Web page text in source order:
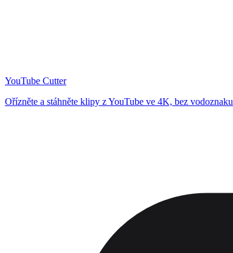
YouTube Cutter
Ořízněte a stáhněte klipy z YouTube ve 4K, bez vodoznaku